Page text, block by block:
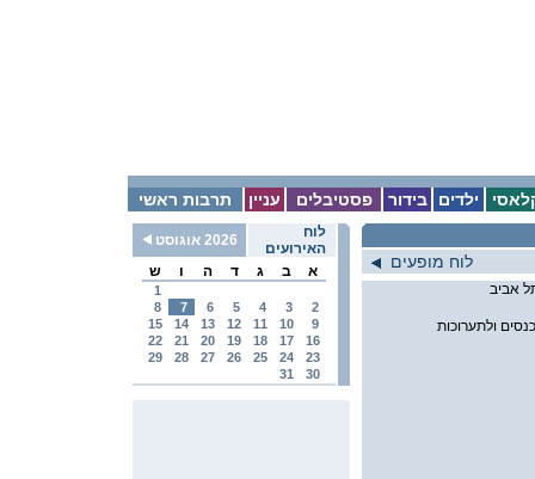
תרבות ראשי עניין פסטיבלים בידור ילדים
לוח
האירועים
2026 אוגוסט
א
ב ג ד ה ו ש
1
2
3
4
5
6
7
8
9
10
11
12
13
14
15
16
17
18
19
20
21
22
23
24
25
26
27
28
29
30
31
לוח מופעים
ולתערוכות